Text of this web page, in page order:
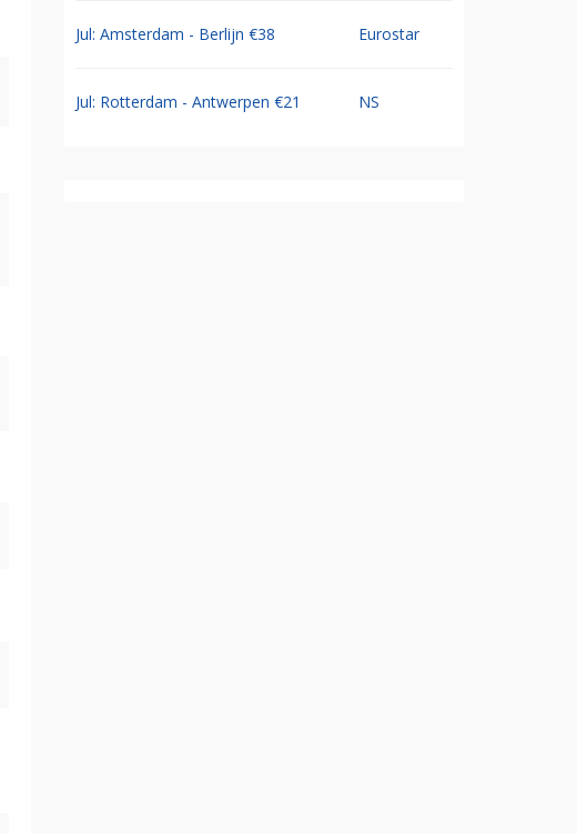
Jul: Amsterdam - Berlijn €38 Eurostar
Jul: Rotterdam - Antwerpen €21 NS